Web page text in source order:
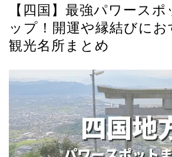
【四国】最強パワース
ップ！開運や縁結びに
観光名所まとめ